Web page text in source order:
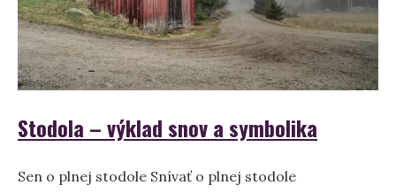
Stodola – výklad snov a symbolika
Sen o plnej stodole Snívať o plnej stodole